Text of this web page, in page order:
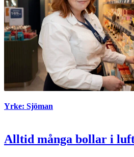
Yrke: Sjöman
Alltid många bollar i